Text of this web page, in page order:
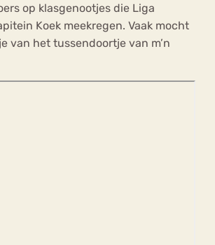
op klasgenootjes die Liga
Koek meekregen. Vaak mocht
van het tussendoortje van m’n